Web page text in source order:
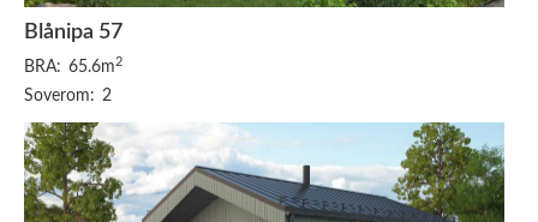
Blånipa 57
BRA: 65.6m 2
Soverom: 2